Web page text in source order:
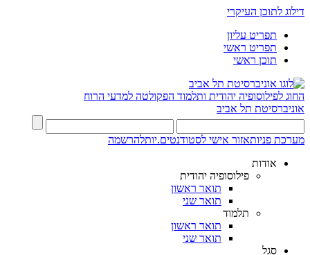
דילוג לתוכן העיקרי
תפריט עליון
תפריט ראשי
תוכן ראשי
החוג לפילוסופיה יהודית ותלמוד הפקולטה למדעי הרוח
אוניברסיטת תל אביב
מערכת פניותאזור אישי לסטודנטים.יותלהרשמה
אודות
פילוסופיה יהודית
תואר ראשון
תואר שני
תלמוד
תואר ראשון
תואר שני
סגל